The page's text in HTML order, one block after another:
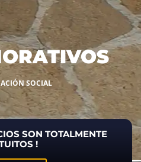
SOCIAL
SON TOTALMENTE
!